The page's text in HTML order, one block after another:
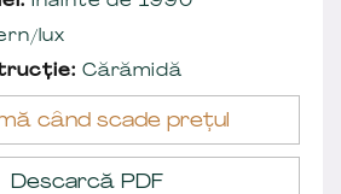
lux
Cărămidă
când scade prețul
Descarcă PDF